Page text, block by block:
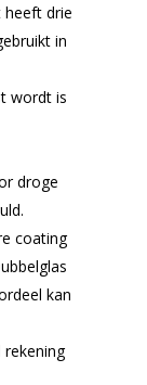
heeft drie
in
wordt is
droge
coating
kan